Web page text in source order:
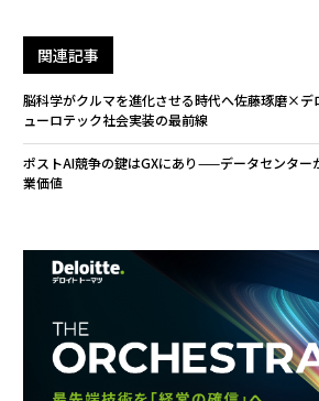
関連記事
脳科学がクルマを進化させる時代へ――佐藤琢磨×
ューロテック社会実装の最前線
ポストAI競争の鍵はGXにあり——データセンター
業価値